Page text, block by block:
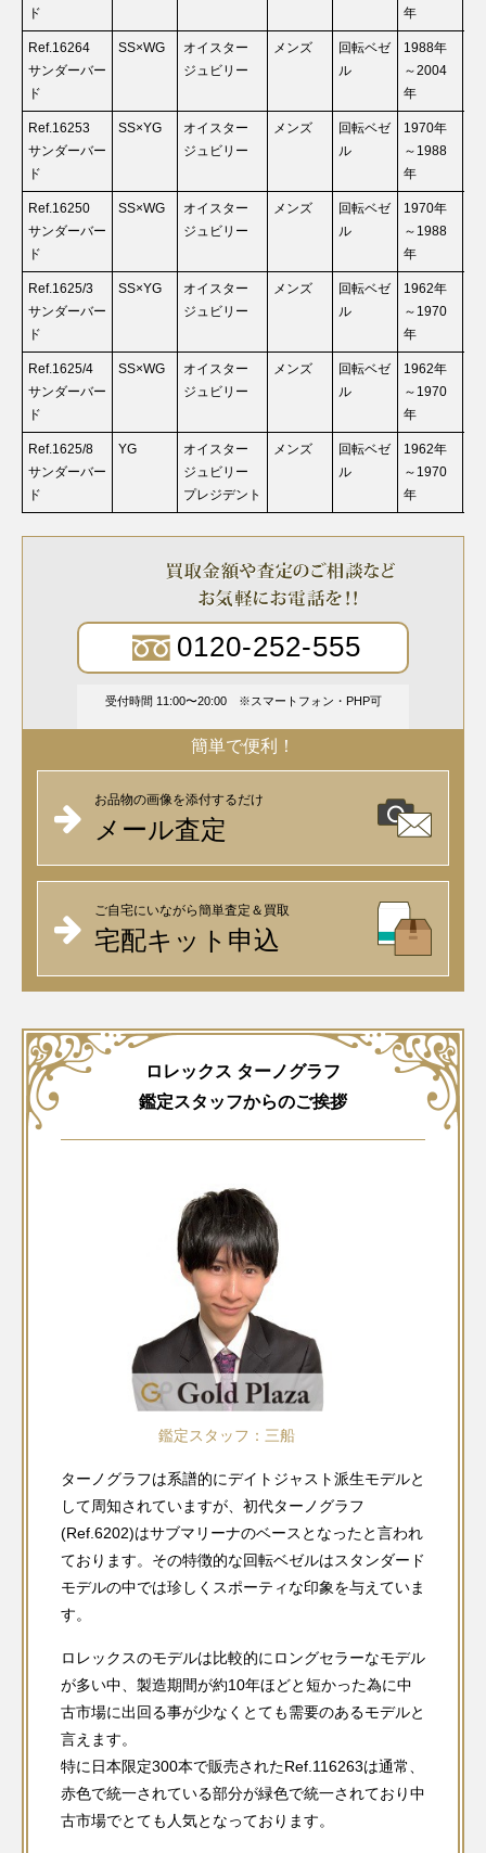
ド
年
Ref.16264
サンダーバー
ド
SS×WG
オイスター
ジュビリー
メンズ
回転ベゼ
ル
1988年
～2004
年
Ref.16253
サンダーバー
ド
SS×YG
オイスター
ジュビリー
メンズ
回転ベゼ
ル
1970年
～1988
年
Ref.16250
サンダーバー
ド
SS×WG
オイスター
ジュビリー
メンズ
回転ベゼ
ル
1970年
～1988
年
Ref.1625/3
サンダーバー
ド
SS×YG
オイスター
ジュビリー
メンズ
回転ベゼ
ル
1962年
～1970
年
Ref.1625/4
サンダーバー
ド
SS×WG
オイスター
ジュビリー
メンズ
回転ベゼ
ル
1962年
～1970
年
Ref.1625/8
サンダーバー
ド
YG
オイスター
ジュビリー
プレジデント
メンズ
回転ベゼ
ル
1962年
～1970
年
0120-252-555
受付時間 11:00〜20:00 スマートフォン・PHP可
簡単で便利！
お品物の画像を添付するだけ
メール査定
ご自宅にいながら簡単査定＆買取
宅配キット申込
ロレックス ターノグラフ
鑑定スタッフからのご挨拶
鑑定スタッフ：三船
ターノグラフは系譜的にデイトジャスト派生モデルと
して周知されていますが、初代ターノグラフ
(Ref.6202)はサブマリーナのベースとなったと言われ
ております。その特徴的な回転ベゼルはスタンダード
モデルの中では珍しくスポーティな印象を与えていま
す。
ロレックスのモデルは比較的にロングセラーなモデル
が多い中、製造期間が約10年ほどと短かった為に中
古市場に出回る事が少なくとても需要のあるモデルと
言えます。
特に日本限定300本で販売されたRef.116263は通常、
赤色で統一されている部分が緑色で統一されており中
古市場でとても人気となっております。